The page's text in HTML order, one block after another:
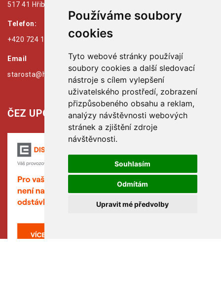
Používáme soubory
cookies
Tyto webové stránky používají
soubory cookies a další sledovací
nástroje s cílem vylepšení
uživatelského prostředí, zobrazení
přizpůsobeného obsahu a reklam,
analýzy návštěvnosti webových
stránek a zjištění zdroje
návštěvnosti.
Souhlasím
Odmítám
Upravit mé předvolby
517 41 Hřibiny - Ledská
Telefon:
+420 724 179 125
Email
starosta@hribiny-ledska.cz
ČEZ UPOZORŇUJE: